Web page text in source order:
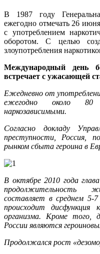
В 1987 году
ежегодно отмечать 26
с употреблением
оборотом. С целью
злоупотребления
Международный день
встречает с ужасающей
Ежедневно от
ежегодно около 80
наркозависимыми.
Согласно докладу
преступности, Россия,
рынком сбыта героина в
В октябре 2010 года
составляет в среднем
происходит дисфункция
организма. Кроме
России являются
Продолжался рост